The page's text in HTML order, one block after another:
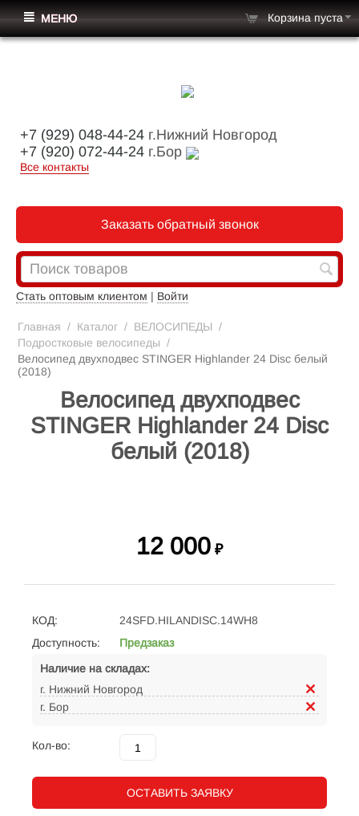
+7 (929) 048-44-24 г.Нижний Новгород
+7 (920) 072-44-24 г.Бор
Все контакты
Заказать обратный звонок
Стать оптовым клиентом | Войти
МЕНЮ Корзина пуста
Главная / Каталог / ВЕЛОСИПЕДЫ /
Подростковые велосипеды /
Велосипед двухподвес STINGER Highlander 24 Disc белый
(2018)
Велосипед двухподвес
STINGER Highlander 24 Disc
белый (2018)
12 000 ₽
КОД:
24SFD.HILANDISC.14WH8
Доступность:
Предзаказ
Наличие на складах:
г. Нижний Новгород
г. Бор
Кол-во:
ОСТАВИТЬ ЗАЯВКУ